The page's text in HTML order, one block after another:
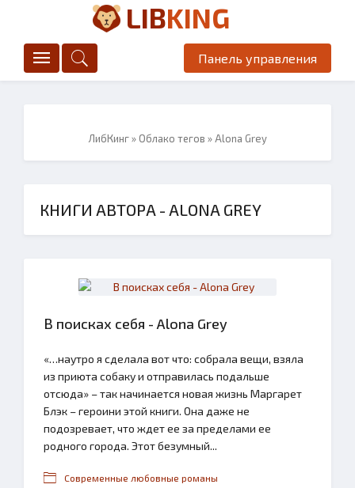
LIBKING
Панель управления
ЛибКинг» Облако тегов » Alona Grey
КНИГИ АВТОРА - ALONA GREY
В поисках себя - Alona Grey
«…наутро я сделала вот что: собрала вещи, взяла
из приюта собаку и отправилась подальше
отсюда» – так начинается новая жизнь Маргарет
Блэк – героини этой книги. Она даже не
подозревает, что ждет ее за пределами ее
родного города. Этот безумный...
Современные любовные романы